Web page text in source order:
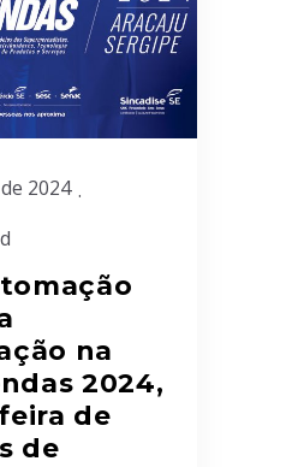
2024
na
2024,
de
de